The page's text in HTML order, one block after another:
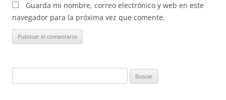
Guarda mi nombre, correo electrónico y web en este
navegador para la próxima vez que comente.